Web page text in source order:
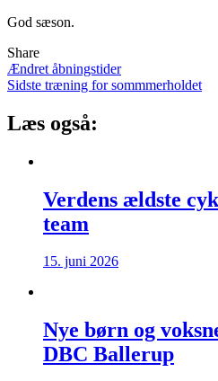
God sæson.
Share
Indlægsnavigation
Ændret åbningstider
Sidste træning for sommmerholdet
Læs også:
Verdens ældste
team
15. juni 2026
Nye børn og
DBC Ballerup